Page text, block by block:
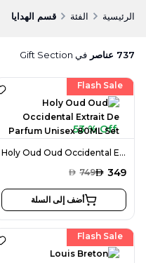
الرئيسية الفئة قسم الهدايا
737 عناصر في Gift Section
Flash Sale
53 % Off
Holy Oud Oud Occidental Extrait De Parfum Unisex 80ML Set
AED 349
AED 749
أضف إلى السلة
Flash Sale